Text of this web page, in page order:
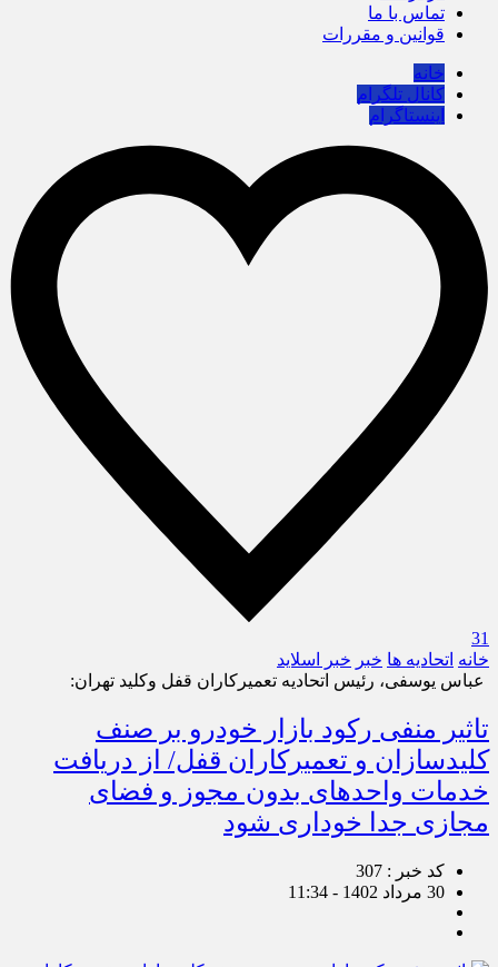
تماس با ما
قوانین و مقررات
خانه
کانال تلگرام
اینستاگرام
31
خانه اتحادیه ها خبر خبر اسلايد
عباس یوسفی، رئیس اتحادیه تعمیرکاران قفل وکلید تهران:
تاثیر منفی رکود بازار خودرو بر صنف
کلیدسازان و تعمیرکاران قفل/ از دریافت
خدمات واحدهای بدون مجوز و فضای
مجازی جدا خوداری شود
کد خبر : 307
30 مرداد 1402 - 11:34